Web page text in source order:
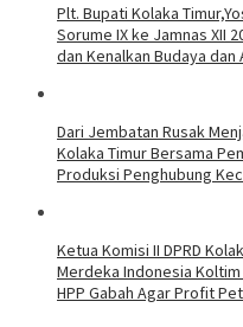
Plt. Bupati Kolaka
Sorume IX ke Jamnas XII
dan Kenalkan Budaya
Dari Jembatan Rusak
Kolaka Timur Bersama
Produksi Penghubung
Ketua Komisi II DPRD
Merdeka Indonesia
HPP Gabah Agar Profit